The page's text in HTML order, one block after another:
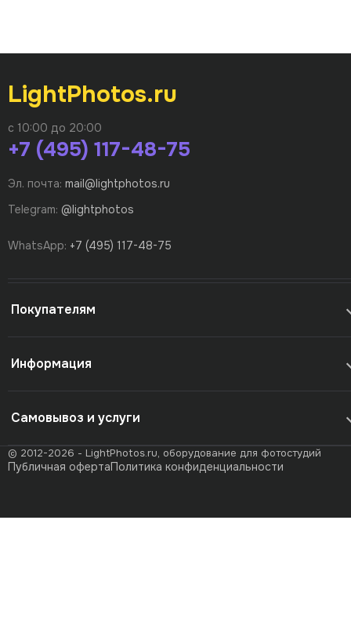
LightPhotos.ru
с 10:00 до 20:00
+7 (495) 117-48-75
Эл. почта: mail@lightphotos.ru
Telegram: @lightphotos
WhatsApp: +7 (495) 117-48-75
Покупателям
Информация
Самовывоз и услуги
© 2012-2026 - LightPhotos.ru, оборудование для фотостудий
Публичная офертаПолитика конфиденциальности